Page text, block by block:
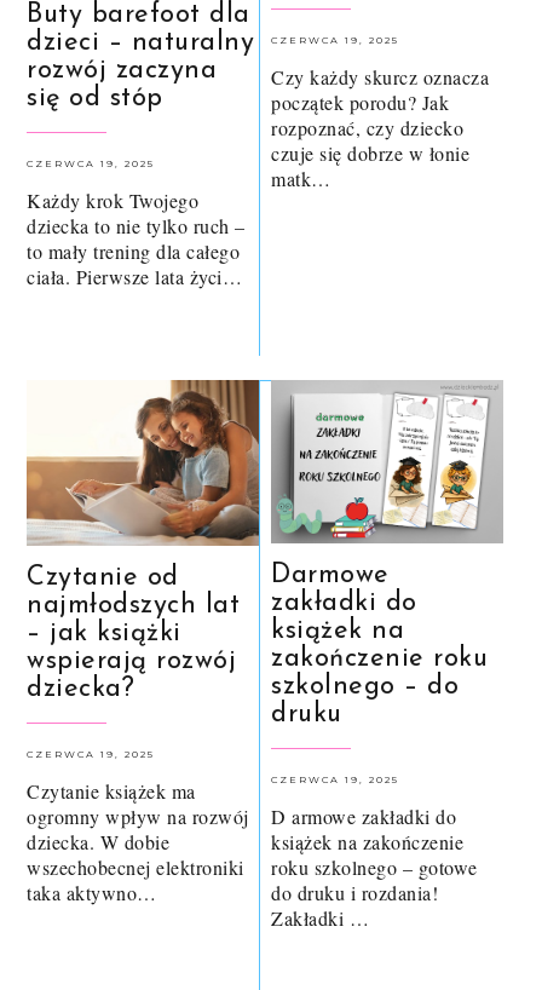
Buty barefoot dla
dzieci – naturalny
rozwój zaczyna
się od stóp
CZERWCA 19, 2025
Każdy krok Twojego
dziecka to nie tylko ruch –
to mały trening dla całego
ciała. Pierwsze lata życi…
CZERWCA 19, 2025
Czy każdy skurcz oznacza
początek porodu? Jak
rozpoznać, czy dziecko
czuje się dobrze w łonie
matk…
Czytanie od
najmłodszych lat
– jak książki
wspierają rozwój
dziecka?
CZERWCA 19, 2025
Czytanie książek ma
ogromny wpływ na rozwój
dziecka. W dobie
wszechobecnej elektroniki
taka aktywno…
Darmowe
zakładki do
książek na
zakończenie roku
szkolnego – do
druku
CZERWCA 19, 2025
D armowe zakładki do
książek na zakończenie
roku szkolnego – gotowe
do druku i rozdania!
Zakładki …